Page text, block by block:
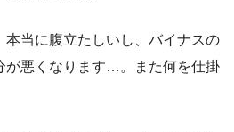
本当に腹立たしいし、バイナスの
が悪くなります…。また何を仕掛